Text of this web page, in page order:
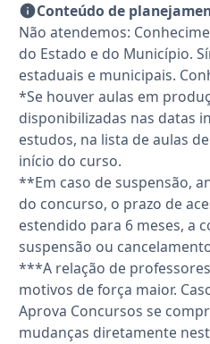
Conteúdo de
Não atendemos:
do Estado e do Município.
estaduais e municipais.
*Se houver aulas em
disponibilizadas nas datas
estudos, na lista de aulas
início do curso.
**Em caso de suspensão,
do concurso, o prazo de
estendido para 6 meses, a
suspensão ou
***A relação de
motivos de força maior.
Aprova Concursos se
mudanças diretamente